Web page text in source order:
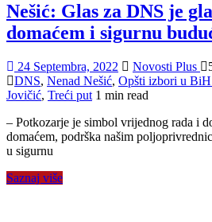
Nešić: Glas za DNS je
domaćem i sigurnu
24 Septembra, 2022 Novosti Plus
DNS, Nenad Nešić, Opšti izbori u
Jovičić, Treći put 1 min read
– Potkozarje je simbol vrijednog rada i
domaćem, podrška našim
u sigurnu
Saznaj više